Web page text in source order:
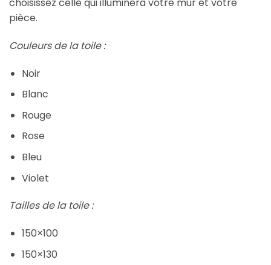
pièce.
Couleurs de la toile :
Noir
Blanc
Rouge
Rose
Bleu
Violet
Tailles de la toile :
150×100
150×130